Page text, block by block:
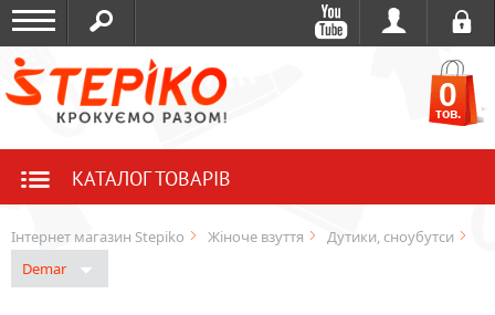
0
тов.
КАТАЛОГ ТОВАРІВ
Інтернет магазин Stepiko Жіноче взуття
Дутики, сноубутси
Demar